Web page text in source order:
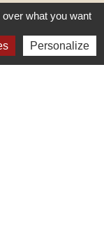
:
à 12h00 et de
12h00
what you want
Personalize